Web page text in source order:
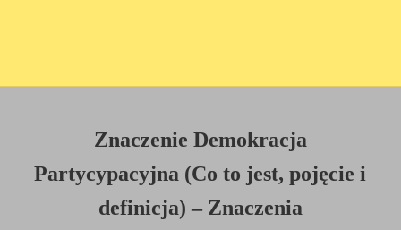
Znaczenie Demokracja
Partycypacyjna (Co to jest, pojęcie i
definicja) – Znaczenia